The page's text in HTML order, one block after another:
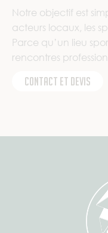
Notre objectif est
acteurs locaux, les
Parce qu’un lieu
rencontres
Contact et devis